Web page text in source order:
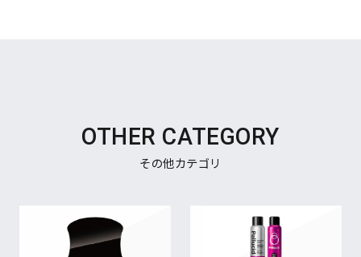
OTHER CATEGORY
その他カテゴリ